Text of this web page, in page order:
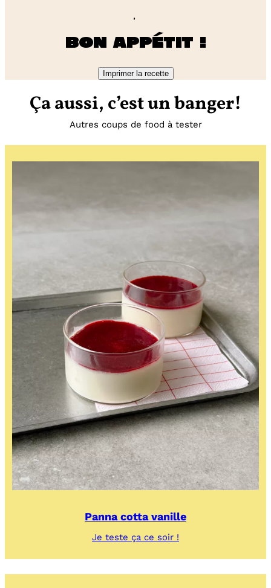
,
Bon appétit !
Imprimer la recette
Ça aussi, c’est un banger!
Autres coups de food à tester
Panna cotta vanille
Je teste ça ce soir !
cotta